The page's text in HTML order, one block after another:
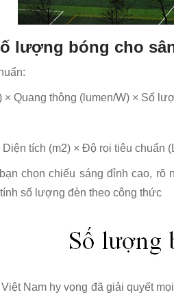
lượng bóng cho
Quang thông (lumen/W) × Số
tích (m2) × Độ rọi tiêu chuẩn
chọn chiếu sáng đỉnh cao,
số lượng đèn theo công thức
Nam hy vọng đã giải quyết